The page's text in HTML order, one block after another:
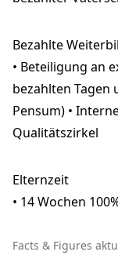
Bezahlte
• Beteiligung an
bezahlten Tagen
Pensum) •
Qualitätszirkel
Elternzeit
• 14 Wochen
Facts & Figures